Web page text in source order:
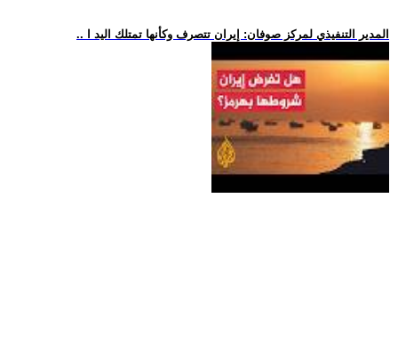
.. المدير التنفيذي لمركز صوفان: إيران تتصرف وكأنها تمتلك اليد ا